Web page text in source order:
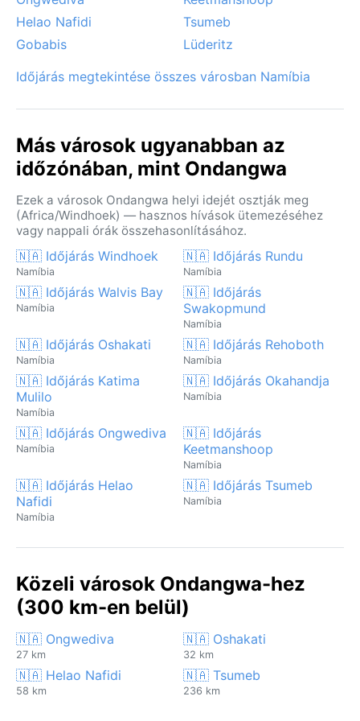
Helao Nafidi
Tsumeb
Gobabis
Lüderitz
Időjárás megtekintése összes városban Namíbia
Más városok ugyanabban az
időzónában, mint Ondangwa
Ezek a városok Ondangwa helyi idejét osztják meg
(Africa/Windhoek) — hasznos hívások ütemezéséhez
vagy nappali órák összehasonlításához.
🇳🇦 Időjárás Windhoek
Namíbia
🇳🇦 Időjárás Rundu
Namíbia
🇳🇦 Időjárás Walvis Bay
Namíbia
🇳🇦 Időjárás
Swakopmund
Namíbia
🇳🇦 Időjárás Oshakati
Namíbia
🇳🇦 Időjárás Rehoboth
Namíbia
🇳🇦 Időjárás Katima
Mulilo
Namíbia
🇳🇦 Időjárás Okahandja
Namíbia
🇳🇦 Időjárás Ongwediva
Namíbia
🇳🇦 Időjárás
Keetmanshoop
Namíbia
🇳🇦 Időjárás Helao
Nafidi
Namíbia
🇳🇦 Időjárás Tsumeb
Namíbia
Közeli városok Ondangwa-hez
(300 km-en belül)
🇳🇦 Ongwediva
27 km
🇳🇦 Oshakati
32 km
🇳🇦 Helao Nafidi
58 km
🇳🇦 Tsumeb
236 km